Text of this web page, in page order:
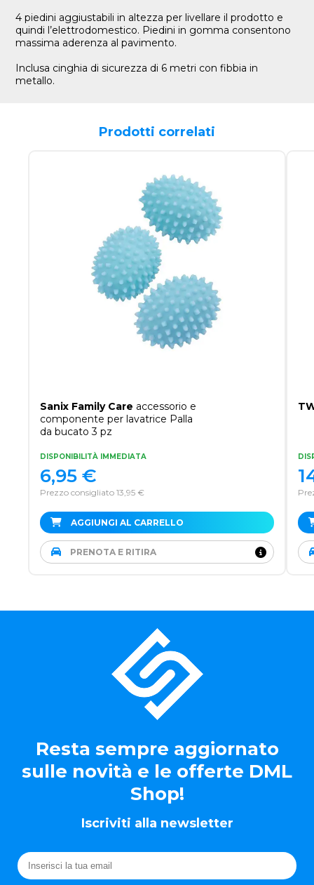
4 piedini aggiustabili in altezza per livellare il prodotto e
quindi l’elettrodomestico. Piedini in gomma consentono
massima aderenza al pavimento.
Inclusa cinghia di sicurezza di 6 metri con fibbia in
metallo.
Prodotti correlati
Sanix Family Care accessorio e
componente per lavatrice Palla
da bucato 3 pz
DISPONIBILITÀ IMMEDIATA
Prezzo consigliato 13,95 €
6,95 €
AGGIUNGI AL CARRELLO
PRENOTA E RITIRA
Resta sempre aggiornato
sulle novità e le offerte DML
Shop!
Iscriviti alla newsletter